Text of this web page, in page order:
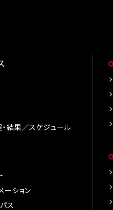
結果／スケジュール
ーション
ス